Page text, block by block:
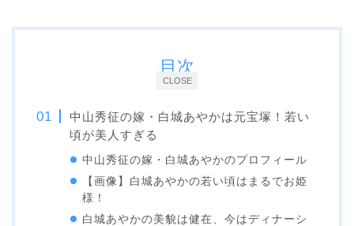
CLOSE
目次
中山秀征の嫁・白城あやかは元宝塚！若い
頃が美人すぎる
中山秀征の嫁・白城あやかのプロフィール
【画像】白城あやかの若い頃はまるでお姫
様！
白城あやかの美貌は健在、今はディナーシ